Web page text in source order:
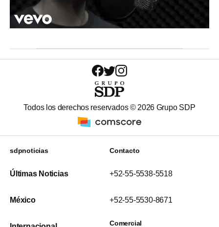
Todos los derechos reservados © 2026 Grupo SDP
sdpnoticias
Últimas Noticias
México
Contacto
+52-55-5538-5518
+52-55-5530-8671
Comercial